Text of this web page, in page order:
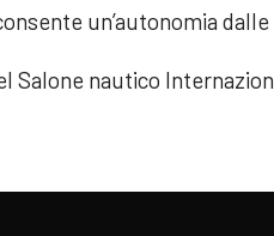
un’autonomia dalle